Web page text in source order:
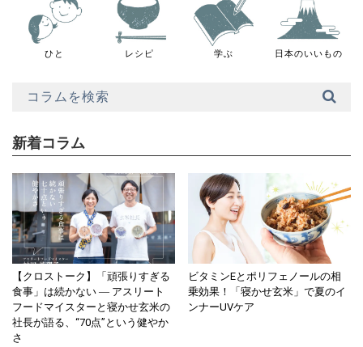
ひと レシピ 学ぶ 日本のいいもの
新着コラム
【クロストーク】「頑張りすぎる
食事」は続かない ― アスリート
フードマイスターと寝かせ玄米の
社長が語る、“70点”という健やか
さ
ビタミンEとポリフェノールの相
乗効果！「寝かせ玄米」で夏のイ
ンナーUVケア